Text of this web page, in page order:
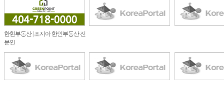
한현부동산 | 조지아 한인부동산 전
문인